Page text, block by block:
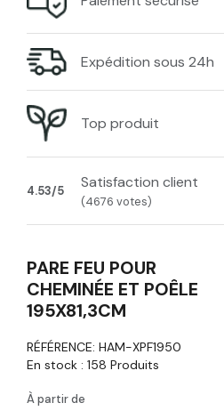
Expédition sous 24h
Top produit
4.53/5 Satisfaction client
(4676 votes)
PARE FEU POUR
CHEMINÉE ET POÊLE
195X81,3CM
RÉFÉRENCE: HAM-XPF1950
En stock : 158 Produits
À partir de